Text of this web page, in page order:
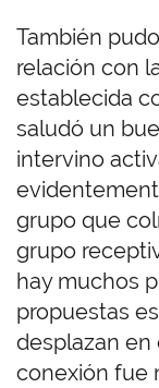
También
relación con
establecida
saludó un
intervino
grupo que
grupo
hay muchos
propuestas
desplazan en
conexión fue